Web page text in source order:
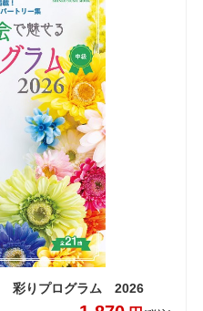
彩りプログラム 2026